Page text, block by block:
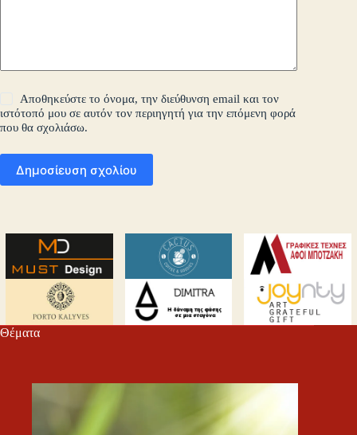
Αποθηκεύστε το όνομα, την διεύθυνση email και τον
ιστότοπό μου σε αυτόν τον περιηγητή για την επόμενη φορά
που θα σχολιάσω.
Δημοσίευση σχολίου
Θέματα